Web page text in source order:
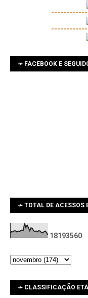
➛ FACEBOOK E
➛ TOTAL DE ACESSOS
18193560
➛ CLASSIFICAÇÃO